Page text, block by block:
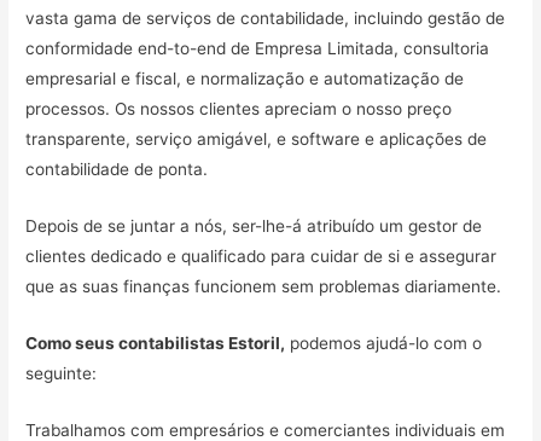
vasta gama de serviços de contabilidade, incluindo gestão de
conformidade end-to-end de Empresa Limitada, consultoria
empresarial e fiscal, e normalização e automatização de
processos. Os nossos clientes apreciam o nosso preço
transparente, serviço amigável, e software e aplicações de
contabilidade de ponta.
Depois de se juntar a nós, ser-lhe-á atribuído um gestor de
clientes dedicado e qualificado para cuidar de si e assegurar
que as suas finanças funcionem sem problemas diariamente.
Como seus contabilistas Estoril, podemos ajudá-lo com o
seguinte:
Trabalhamos com empresários e comerciantes individuais em